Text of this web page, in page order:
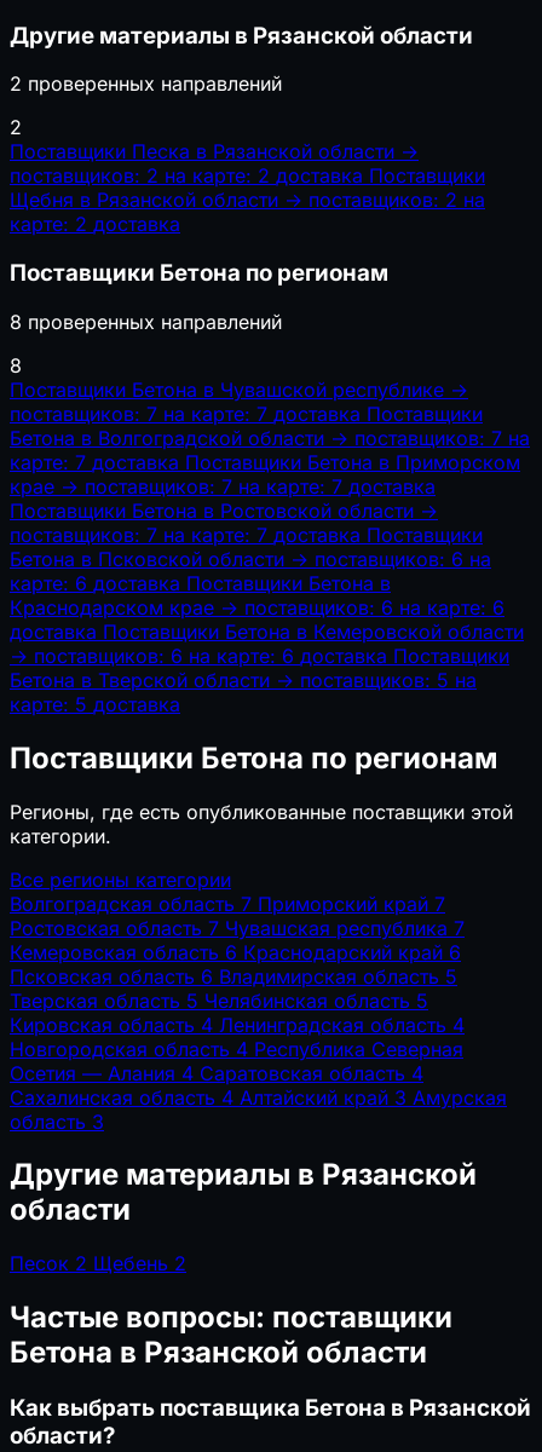
Другие материалы в Рязанской области
2 проверенных направлений
2
Поставщики Песка в Рязанской области →
поставщиков: 2 на карте: 2 доставка Поставщики
Щебня в Рязанской области → поставщиков: 2 на
карте: 2 доставка
Поставщики Бетона по регионам
8 проверенных направлений
8
Поставщики Бетона в Чувашской республике →
поставщиков: 7 на карте: 7 доставка Поставщики
Бетона в Волгоградской области → поставщиков: 7 на
карте: 7 доставка Поставщики Бетона в Приморском
крае → поставщиков: 7 на карте: 7 доставка
Поставщики Бетона в Ростовской области →
поставщиков: 7 на карте: 7 доставка Поставщики
Бетона в Псковской области → поставщиков: 6 на
карте: 6 доставка Поставщики Бетона в
Краснодарском крае → поставщиков: 6 на карте: 6
доставка Поставщики Бетона в Кемеровской области
→ поставщиков: 6 на карте: 6 доставка Поставщики
Бетона в Тверской области → поставщиков: 5 на
карте: 5 доставка
Поставщики Бетона по регионам
Регионы, где есть опубликованные поставщики этой
категории.
Все регионы категории
Волгоградская область 7 Приморский край 7
Ростовская область 7 Чувашская республика 7
Кемеровская область 6 Краснодарский край 6
Псковская область 6 Владимирская область 5
Тверская область 5 Челябинская область 5
Кировская область 4 Ленинградская область 4
Новгородская область 4 Республика Северная
Осетия — Алания 4 Саратовская область 4
Сахалинская область 4 Алтайский край 3 Амурская
область 3
Другие материалы в Рязанской
области
Песок 2 Щебень 2
Частые вопросы: поставщики
Бетона в Рязанской области
Как выбрать поставщика Бетона в Рязанской
области?